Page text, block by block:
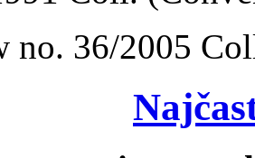
no. 36/2005